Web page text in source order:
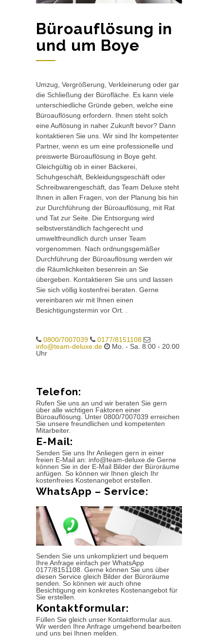
Büroauflösung in
und um Boye
Umzug, Vergrößerung, Verkleinerung oder gar
die Schließung der Bürofläche. Es kann viele
unterschiedliche Gründe geben, welche eine
Büroauflösung erfordern. Ihnen steht solch
eine Auflösung in naher Zukunft bevor? Dann
kontaktieren Sie uns. Wir sind Ihr kompetenter
Partner, wenn es um eine professionelle und
preiswerte Büroauflösung in Boye geht.
Gleichgültig ob in einer Bäckerei,
Schuhgeschäft, Bekleidungsgeschäft oder
Schreibwarengeschäft, das Team Deluxe steht
Ihnen in allen Fragen, von der Planung bis hin
zur Durchführung der Büroauflösung, mit Rat
und Tat zur Seite. Die Entsorgung wird
selbstverständlich fachgerecht und
umweltfreundlich durch unser Team
vorgenommen. Nach ordnungsgemäßer
Durchführung der Büroauflösung werden wir
die Räumlichkeiten besenrein an Sie
übergeben. Kontaktieren Sie uns und lassen
Sie sich völlig kostenfrei beraten. Gerne
vereinbaren wir mit Ihnen einen
Besichtigungstermin vor Ort. .
0800/7007039
0177/8151108
info@team-deluxe.de
Mo. - Sa. 8:00 - 20:00
Uhr
Telefon:
Rufen Sie uns an und wir beraten Sie gern
über alle wichtigen Faktoren einer
Büroauflösung. Unter 0800/7007039 erreichen
Sie unsere freundlichen und kompetenten
Mitarbeiter.
E-Mail:
Senden Sie uns Ihr Anliegen gern in einer
freien E-Mail an: info@team-deluxe.de Gerne
können Sie in der E-Mail Bilder der Büroräume
anfügen. So können wir Ihnen gleich Ihr
kostenfreies Kostenangebot erstellen.
WhatsApp – Service:
Senden Sie uns unkompliziert und bequem
Ihre Anfrage einfach per WhatsApp
0177/8151108. Gerne können Sie uns über
diesen Service gleich Bilder der Büroräume
senden. So können wir auch ohne
Besichtigung ein konkretes Kostenangebot für
Sie erstellen.
Kontaktformular:
Füllen Sie gleich unser Kontaktformular aus.
Wir werden Ihre Anfrage umgehend bearbeiten
und uns bei Ihnen melden.